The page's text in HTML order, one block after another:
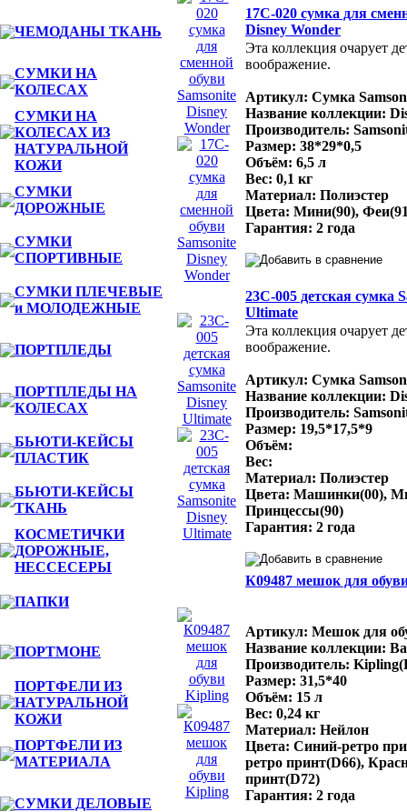
ЧЕМОДАНЫ ТКАНЬ
СУМКИ НА
КОЛЕСАХ
СУМКИ НА
КОЛЕСАХ ИЗ
НАТУРАЛЬНОЙ
КОЖИ
СУМКИ
ДОРОЖНЫЕ
СУМКИ
СПОРТИВНЫЕ
СУМКИ ПЛЕЧЕВЫЕ
и МОЛОДЕЖНЫЕ
ПОРТПЛЕДЫ
ПОРТПЛЕДЫ НА
КОЛЕСАХ
БЬЮТИ-КЕЙСЫ
ПЛАСТИК
БЬЮТИ-КЕЙСЫ
ТКАНЬ
КОСМЕТИЧКИ
ДОРОЖНЫЕ,
НЕССЕСЕРЫ
ПАПКИ
ПОРТМОНЕ
ПОРТФЕЛИ ИЗ
НАТУРАЛЬНОЙ
КОЖИ
ПОРТФЕЛИ ИЗ
МАТЕРИАЛА
СУМКИ ДЕЛОВЫЕ
17C-020 сумка для
Disney Wonder
Эта коллекция очарует
воображение.
Артикул: Сумка
Название коллекции:
Производитель:
Размер: 38*29*0,5
Объём: 6,5 л
Вес: 0,1 кг
Материал: Полиэстер
Цвета: Мини(90),
Гарантия: 2 года
23C-005 детская сумка
Ultimate
Эта коллекция очарует
воображение.
Артикул: Сумка
Название коллекции:
Производитель:
Размер: 19,5*17,5*9
Объём:
Вес:
Материал: Полиэстер
Цвета: Машинки(00),
Принцессы(90)
Гарантия: 2 года
К09487 мешок для
Артикул: Мешок для
Название коллекции:
Производитель:
Размер: 31,5*40
Объём: 15 л
Вес: 0,24 кг
Материал: Нейлон
Цвета: Синий-ретро
ретро принт(D66),
принт(D72)
Гарантия: 2 года